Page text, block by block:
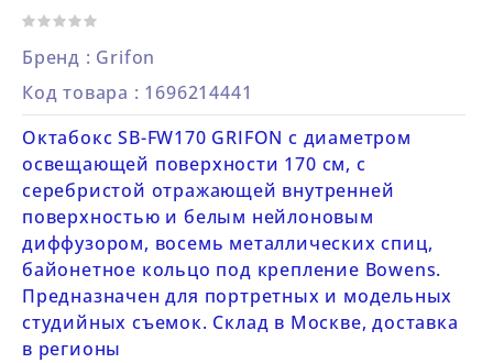
Бренд : Grifon
Код товара : 1696214441
Октабокс SB-FW170 GRIFON с диаметром
освещающей поверхности 170 см, с
серебристой отражающей внутренней
поверхностью и белым нейлоновым
диффузором, восемь металлических спиц,
байонетное кольцо под крепление Bowens.
Предназначен для портретных и модельных
студийных съемок. Склад в Москве, доставка
в регионы